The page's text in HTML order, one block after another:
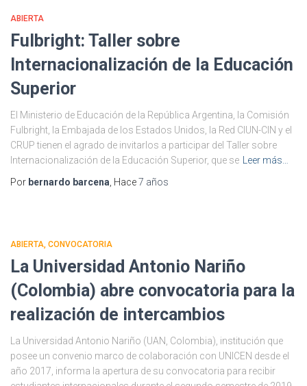
ABIERTA
Fulbright: Taller sobre
Internacionalización de la Educación
Superior
El Ministerio de Educación de la República Argentina, la Comisión
Fulbright, la Embajada de los Estados Unidos, la Red CIUN-CIN y el
CRUP tienen el agrado de invitarlos a participar del Taller sobre
Internacionalización de la Educación Superior, que se
Leer más…
Por bernardo barcena , Hace7 años
ABIERTA CONVOCATORIA
La Universidad Antonio Nariño
(Colombia) abre convocatoria para la
realización de intercambios
La Universidad Antonio Nariño (UAN, Colombia), institución que
posee un convenio marco de colaboración con UNICEN desde el
año 2017, informa la apertura de su convocatoria para recibir